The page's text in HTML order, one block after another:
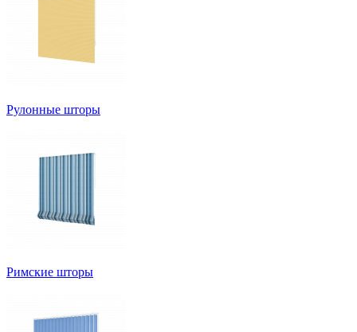
Рулонные шторы
Римские шторы